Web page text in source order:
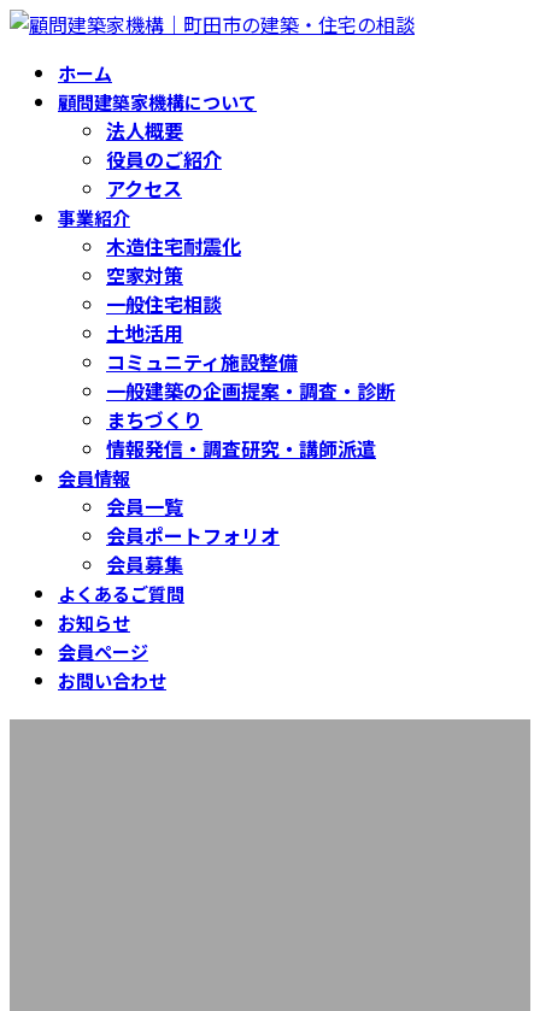
コ
ナ
ホーム
顧問建築家機構について
法人概要
役員のご紹介
アクセス
事業紹介
木造住宅耐震化
空家対策
一般住宅相談
土地活用
コミュニティ施設整備
一般建築の企画提案・調査・診断
まちづくり
情報発信・調査研究・講師派遣
会員情報
会員一覧
会員ポートフォリオ
会員募集
よくあるご質問
お知らせ
会員ページ
お問い合わせ